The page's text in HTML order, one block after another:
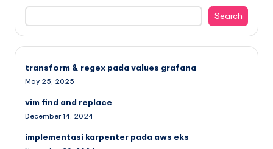
Search
transform & regex pada values grafana
May 25, 2025
vim find and replace
December 14, 2024
implementasi karpenter pada aws eks